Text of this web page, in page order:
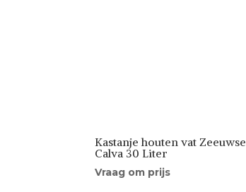
Kastanje houten vat Zeeuwse
Calva 30 Liter
Vraag om prijs